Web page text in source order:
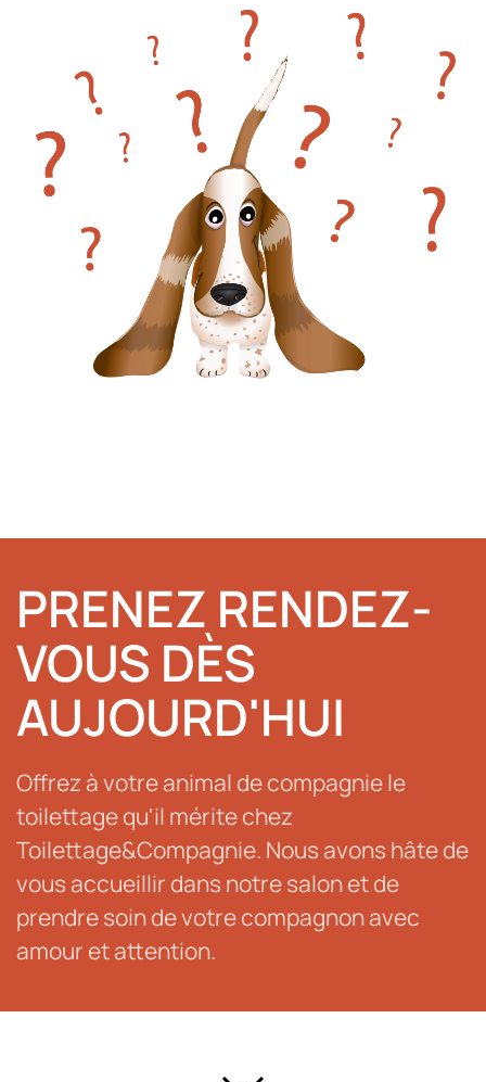
PRENEZ RENDEZ-
VOUS DÈS
AUJOURD'HUI
Offrez à votre animal de compagnie le
toilettage qu'il mérite chez
Toilettage&Compagnie. Nous avons hâte de
vous accueillir dans notre salon et de
prendre soin de votre compagnon avec
amour et attention.